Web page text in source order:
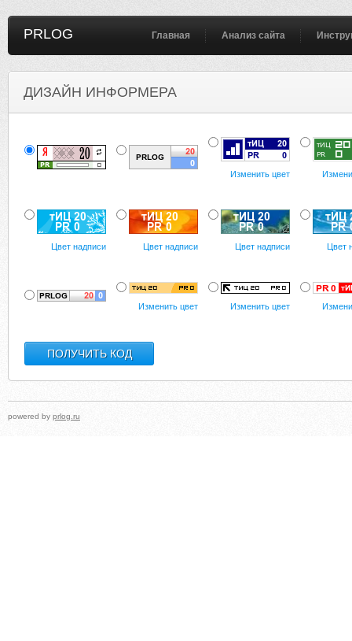
PRLOG Главная Анализ сайта
ДИЗАЙН ИНФОРМЕРА
Изменить цвет
Цвет надписи Цвет надписи Цвет надписи Цвет
Изменить цвет Изменить цвет
powered by prlog.ru